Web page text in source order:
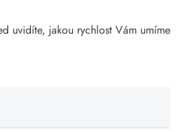
uvidíte, jakou rychlost Vám umíme